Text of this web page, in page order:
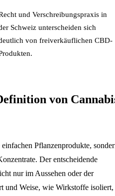
und Verschreibungspraxis in
Schweiz unterscheiden sich
von freiverkäuflichen CBD-
von
Pflanzenprodukte,
Der entscheidende
nur im Aussehen oder der
und Weise, wie Wirkstoffe isoliert,